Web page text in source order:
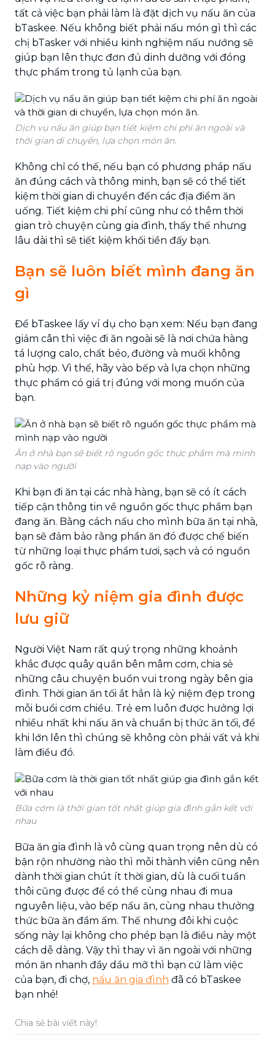
tất cả việc bạn phải làm là đặt dịch vụ nấu ăn của
bTaskee. Nếu không biết phải nấu món gì thì các
chị bTasker với nhiều kinh nghiệm nấu nướng sẽ
giúp bạn lên thực đơn đủ dinh dưỡng với đóng
thực phẩm trong tủ lạnh của bạn.
Dịch vụ nấu ăn giúp bạn tiết kiệm chi phí ăn ngoài và
thời gian di chuyển, lựa chọn món ăn.
Không chỉ có thế, nếu bạn có phương pháp nấu
ăn đúng cách và thông minh, bạn sẽ có thể tiết
kiệm thời gian di chuyển đến các địa điểm ăn
uống. Tiết kiệm chi phí cũng như có thêm thời
gian trò chuyện cùng gia đình, thấy thế nhưng
lâu dài thì sẽ tiết kiệm khối tiền đấy bạn.
Bạn sẽ luôn biết mình đang ăn
gì
Để bTaskee lấy ví dụ cho bạn xem: Nếu bạn đang
giảm cân thì việc đi ăn ngoài sẽ là nơi chứa hàng
tá lượng calo, chất béo, đường và muối không
phù hợp. Vì thế, hãy vào bếp và lựa chọn những
thực phẩm có giá trị đúng với mong muốn của
bạn.
Ăn ở nhà bạn sẽ biết rõ nguồn gốc thực phẩm mà mình
nạp vào người
Khi bạn đi ăn tại các nhà hàng, bạn sẽ có ít cách
tiếp cận thông tin về nguồn gốc thực phẩm bạn
đang ăn. Bằng cách nấu cho mình bữa ăn tại nhà,
bạn sẽ đảm bảo rằng phần ăn đó được chế biến
từ những loại thực phẩm tươi, sạch và có nguồn
gốc rõ ràng.
Những kỷ niệm gia đình được
lưu giữ
Người Việt Nam rất quý trọng những khoảnh
khắc được quây quần bên mâm cơm, chia sẻ
những câu chuyện buồn vui trong ngày bên gia
đình. Thời gian ăn tối ắt hẳn là kỷ niệm đẹp trong
mỗi buổi cơm chiều. Trẻ em luôn được hưởng lợi
nhiều nhất khi nấu ăn và chuẩn bị thức ăn tối, để
khi lớn lên thì chúng sẽ không còn phải vất vả khi
làm điều đó.
Bữa cơm là thời gian tốt nhất giúp gia đình gắn kết với
nhau
Bữa ăn gia đình là vô cùng quan trọng nên dù có
bận rộn nhường nào thì mỗi thành viên cũng nên
dành thời gian chút ít thời gian, dù là cuối tuần
thôi cũng được để có thể cùng nhau đi mua
nguyên liệu, vào bếp nấu ăn, cùng nhau thưởng
thức bữa ăn đầm ấm. Thế nhưng đôi khi cuộc
sống này lại không cho phép bạn là điều này một
cách dễ dàng. Vậy thì thay vì ăn ngoài với những
món ăn nhanh đầy dầu mỡ thì bạn cứ làm việc
của bạn, đi chợ, nấu ăn gia đình đã có bTaskee
bạn nhé!
Chia sẻ bài viết này!